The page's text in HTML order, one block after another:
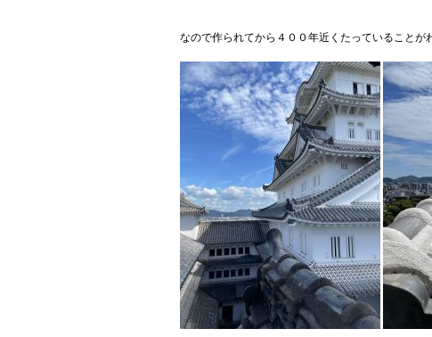
なので作られてから４００年近くたっていることが